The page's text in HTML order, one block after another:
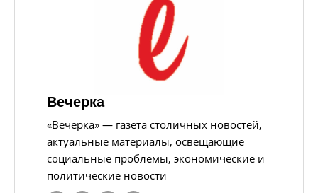
Вечерка
«Вечёрка» — газета столичных новостей,
актуальные материалы, освещающие
социальные проблемы, экономические и
политические новости